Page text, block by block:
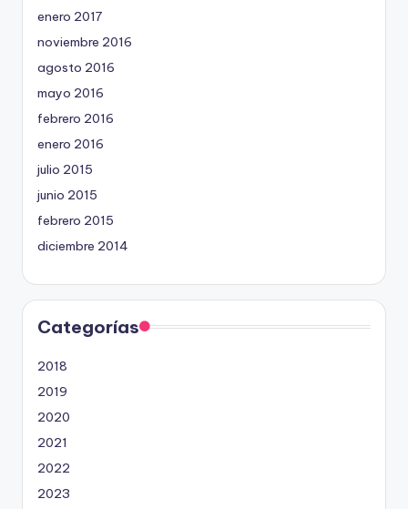
enero 2017
noviembre 2016
agosto 2016
mayo 2016
febrero 2016
enero 2016
julio 2015
junio 2015
febrero 2015
diciembre 2014
Categorías
2018
2019
2020
2021
2022
2023